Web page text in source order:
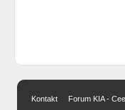
Kontakt Forum KIA -